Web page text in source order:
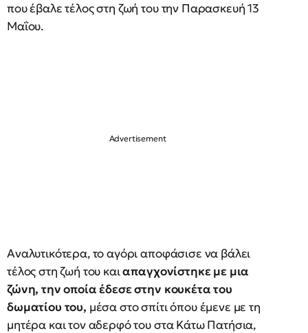
που έβαλε τέλος στη ζωή του την Παρασκευή 13
Μαΐου.
Αναλυτικότερα, το αγόρι αποφάσισε να βάλει
τέλος στη ζωή του καιαπαγχονίστηκε με μια
ζώνη, την οποία έδεσε στην κουκέτα του
δωματίου του, μέσα στο σπίτι όπου έμενε με τη
μητέρα και τον αδερφό του στα Κάτω Πατήσια,